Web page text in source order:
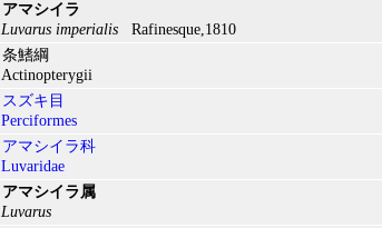
アマシイラ
Luvarus imperialis
Rafinesque,1810
条鰭綱
Actinopterygii
スズキ目
Perciformes
アマシイラ科
Luvaridae
アマシイラ属
Luvarus